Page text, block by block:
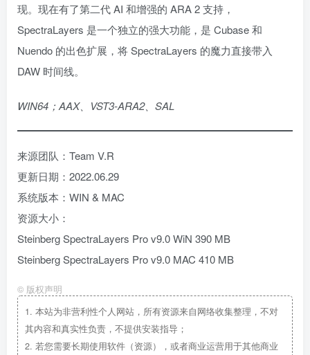
现。现在有了第二代 AI 和增强的 ARA 2 支持，
SpectraLayers 是一个独立的强大功能，是 Cubase 和
Nuendo 的出色扩展，将 SpectraLayers 的魔力直接带入
DAW 时间线。
WIN64；AAX、VST3-ARA2、SAL
来源团队：Team V.R
更新日期：2022.06.29
系统版本：WIN & MAC
资源大小：
Steinberg SpectraLayers Pro v9.0 WiN 390 MB
Steinberg SpectraLayers Pro v9.0 MAC 410 MB
© 版权声明
1. 本站为非营利性个人网站，所有资源来自网络收集整理，不对
其内容和真实性负责，不提供安装指导；
2. 若您需要长期使用软件（资源），或者商业运营用于其他商业